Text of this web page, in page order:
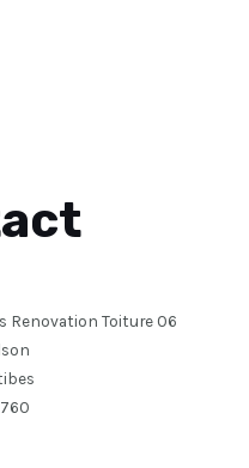
Renovation Toiture 06